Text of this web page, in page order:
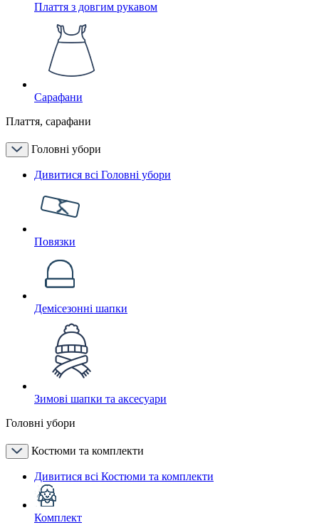
Плаття з довгим рукавом
Сарафани
Плаття, сарафани
Головні убори
Дивитися всі Головні убори
Повязки
Демісезонні шапки
Зимові шапки та аксесуари
Головні убори
Костюми та комплекти
Дивитися всі Костюми та комплекти
Комплект